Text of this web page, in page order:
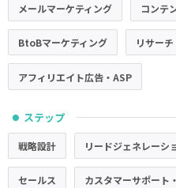
メールマーケティング コンテ
BtoBマーケティング リサー
アフィリエイト広告・ASP
● ステップ
戦略設計 リードジェネレーシ
セールス カスタマーサポート